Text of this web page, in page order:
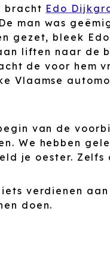
bracht Edo
man was
gezet, bleek
liften naar de
de voor hem
Vlaamse
van de
We hebben
je oester.
verdienen
doen.